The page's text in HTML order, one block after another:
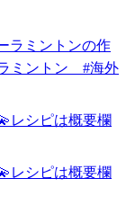
ラミントンの作
ミントン #海外
レシピは概要欄
レシピは概要欄